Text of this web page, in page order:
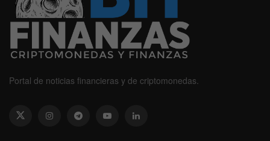
Portal de noticias financieras y de criptomonedas.